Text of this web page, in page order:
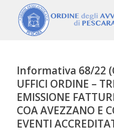
Informativa 68/22
UFFICI ORDINE –
EMISSIONE
COA AVEZZANO E
EVENTI